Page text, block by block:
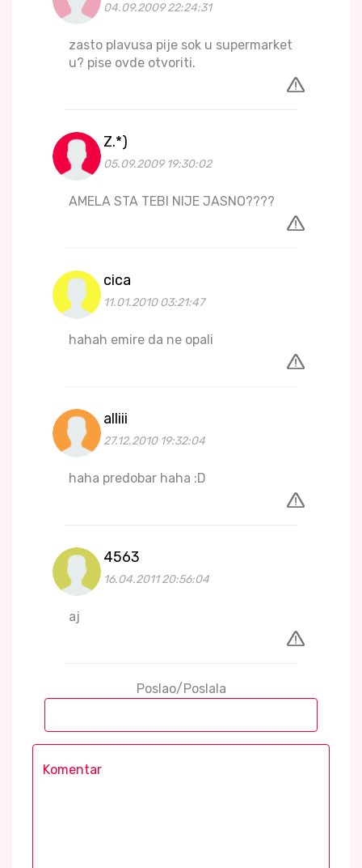
04.09.2009 22:24:31
zasto plavusa pije sok u supermarket
u? pise ovde otvoriti.
Z.*)
05.09.2009 19:30:02
AMELA STA TEBI NIJE JASNO????
cica
11.01.2010 03:21:47
hahah emire da ne opali
alliii
27.12.2010 19:32:04
haha predobar haha :D
4563
16.04.2011 20:56:04
aj
Poslao/Poslala